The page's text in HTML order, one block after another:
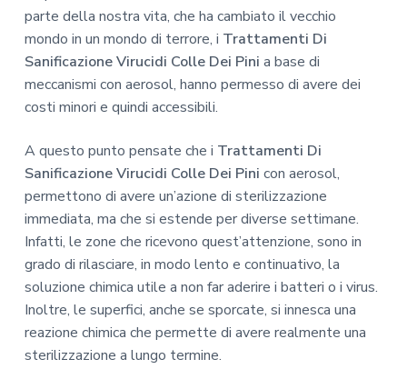
parte della nostra vita, che ha cambiato il vecchio
mondo in un mondo di terrore, i Trattamenti Di
Sanificazione Virucidi Colle Dei Pini a base di
meccanismi con aerosol, hanno permesso di avere dei
costi minori e quindi accessibili.
A questo punto pensate che i Trattamenti Di
Sanificazione Virucidi Colle Dei Pini con aerosol,
permettono di avere un’azione di sterilizzazione
immediata, ma che si estende per diverse settimane.
Infatti, le zone che ricevono quest’attenzione, sono in
grado di rilasciare, in modo lento e continuativo, la
soluzione chimica utile a non far aderire i batteri o i virus.
Inoltre, le superfici, anche se sporcate, si innesca una
reazione chimica che permette di avere realmente una
sterilizzazione a lungo termine.